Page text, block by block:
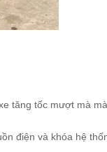
tăng tốc mượt mà
điện và khóa hệ